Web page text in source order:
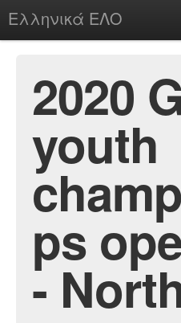
Ελληνικά ΕΛΟ
chesstu.be @ discord
Login
2020
youth
ps
-